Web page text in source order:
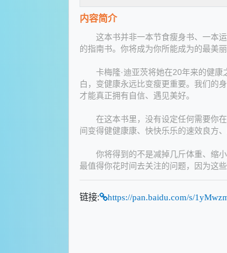
内容简介
这本书并非一本节食瘦身书、一本运
的指南书。你将成为你所能成为的最美
卡梅隆·迪亚茨将她在20年来的健康
白，变健康永远比变瘦更重要。我们的
才能真正拥有自信、遇见美好。
在这本书里，没有设定任何需要你在
间变得健健康康、快快乐乐的速效良方
你将得到的不是减掉几斤体重、缩小
最值得你花时间去关注的问题，因为这
链接: https://pan.baidu.com/s/